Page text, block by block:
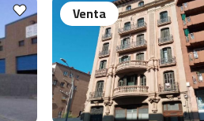
Venta